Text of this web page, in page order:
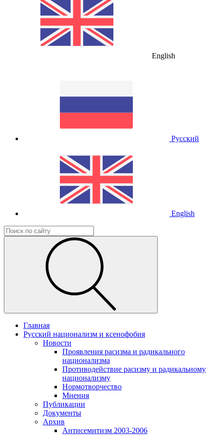
English
Русский
English
Главная
Русский национализм и ксенофобия
Новости
Проявления расизма и радикального
национализма
Противодействие расизму и радикальному
национализму
Нормотворчество
Мнения
Публикации
Документы
Архив
Антисемитизм 2003-2006